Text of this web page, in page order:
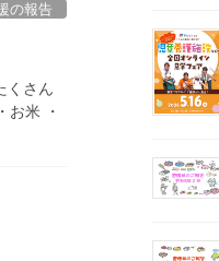
の報告
くさん
お米 ・